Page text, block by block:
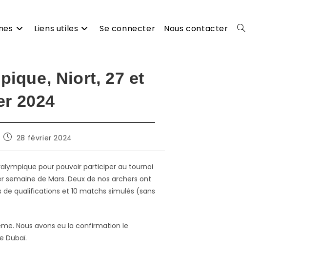
Liens utiles Se connecter Nous contacter Toggle
Niort, 27 et
2024
Publication
28 février 2024
pour pouvoir participer au tournoi
semaine de Mars. Deux de nos archers ont
qualifications et 10 matchs simulés (sans
Nous avons eu la confirmation le
Dubaï.